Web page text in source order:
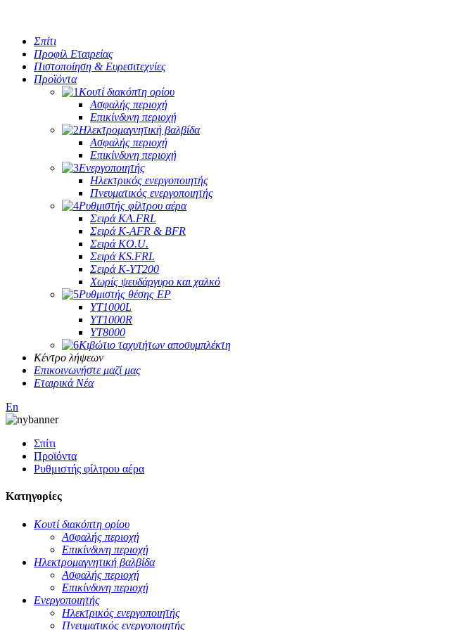
Σπίτι
Προφίλ Εταιρείας
Πιστοποίηση & Ευρεσιτεχνίες
Προϊόντα
Κουτί διακόπτη ορίου
Ασφαλής περιοχή
Επικίνδυνη περιοχή
Ηλεκτρομαγνητική βαλβίδα
Ασφαλής περιοχή
Επικίνδυνη περιοχή
Ενεργοποιητής
Ηλεκτρικός ενεργοποιητής
Πνευματικός ενεργοποιητής
Ρυθμιστής φίλτρου αέρα
Σειρά KA.FRL
Σειρά K-AFR & BFR
Σειρά KO.U.
Σειρά KS.FRL
Σειρά K-YT200
Χωρίς ψευδάργυρο και χαλκό
Ρυθμιστής θέσης EP
YT1000L
YT1000R
YT8000
Κιβώτιο ταχυτήτων αποσυμπλέκτη
Κέντρο λήψεων
Επικοινωνήστε μαζί μας
Εταιρικά Νέα
En
Σπίτι
Προϊόντα
Ρυθμιστής φίλτρου αέρα
Κατηγορίες
Κουτί διακόπτη ορίου
Ασφαλής περιοχή
Επικίνδυνη περιοχή
Ηλεκτρομαγνητική βαλβίδα
Ασφαλής περιοχή
Επικίνδυνη περιοχή
Ενεργοποιητής
Ηλεκτρικός ενεργοποιητής
Πνευματικός ενεργοποιητής